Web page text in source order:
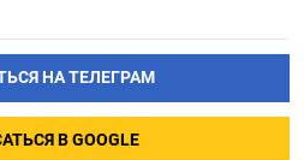
НА ТЕЛЕГРАМ
В GOOGLE